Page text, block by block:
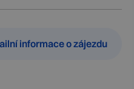
informace o zájezdu